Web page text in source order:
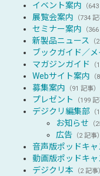
イベント案内 （
展覧会案内 （734 記
セミナー案内 （
新製品ニュース （
ブックガイド／
マガジンガイド
Webサイト案内 （
募集案内 （91 記事）
プレゼント （199 記
デジクリ編集部 （
お知らせ （
広告 （2 記事）
音声版ポッドキャ
動画版ポッドキャ
デジクリ本 （2 記事